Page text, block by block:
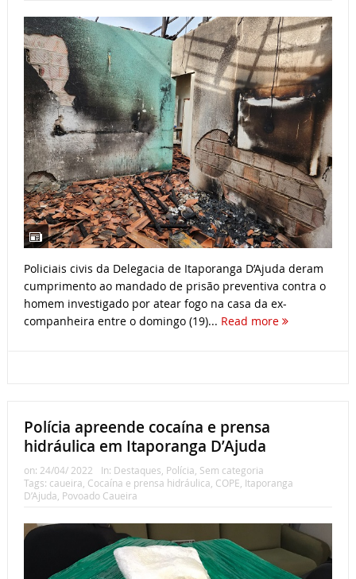
Policiais civis da Delegacia de Itaporanga D’Ajuda deram
cumprimento ao mandado de prisão preventiva contra o
homem investigado por atear fogo na casa da ex-
companheira entre o domingo (19)... Read more
Polícia apreende cocaína e prensa
hidráulica em Itaporanga D’Ajuda
on: 24/04/ 2022 In: Destaques, Polícia, Sem categoria
Tags: caueira, Cocaína e prensa hidráulica, COPE, Itaporanga
D’Ajuda, Povoado Caueira